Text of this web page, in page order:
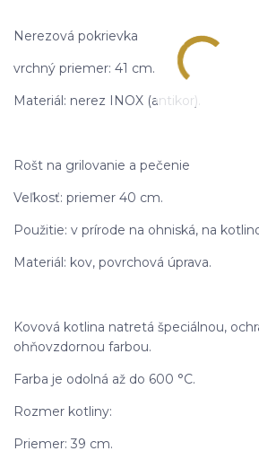
Nerezová pokrievka
vrchný priemer: 41 cm.
Materiál: nerez INOX (antikor).
Rošt na grilovanie a pečenie
Veľkosť: priemer 40 cm.
Použitie: v prírode na ohniská, na
Materiál: kov, povrchová úprava.
Kovová kotlina natretá špeciálnou,
ohňovzdornou farbou.
Farba je odolná až do 600 °C.
Rozmer kotliny:
Priemer: 39 cm.